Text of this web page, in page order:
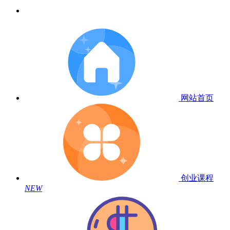
网站首页
创业课程
NEW